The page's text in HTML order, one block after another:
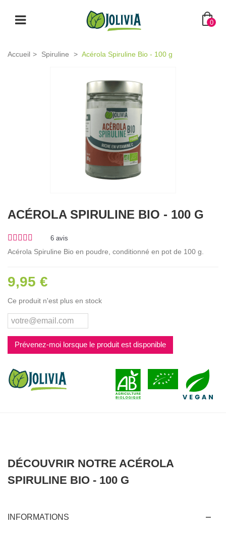
0
Accueil > Spiruline > Acérola Spiruline Bio - 100 g
ACÉROLA SPIRULINE BIO - 100 G
6 avis
Acérola Spiruline Bio en poudre, conditionné en pot de 100 g.
9,95 €
Ce produit n'est plus en stock
Prévenez-moi lorsque le produit est disponible
DÉCOUVRIR NOTRE ACÉROLA
SPIRULINE BIO - 100 G
INFORMATIONS